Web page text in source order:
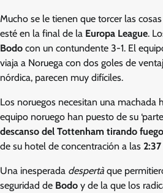
Mucho se le tienen que torcer las
esté en la final de la Europa League.
Bodo con un contundente 3-1. El
viaja a Noruega con dos goles de
nórdica, parecen muy difíciles.
Los noruegos necesitan una machada
equipo noruego han puesto de su
descanso del Tottenham tirando
de su hotel de concentración a las
Una inesperada despertà que
seguridad de Bodo y de la que los